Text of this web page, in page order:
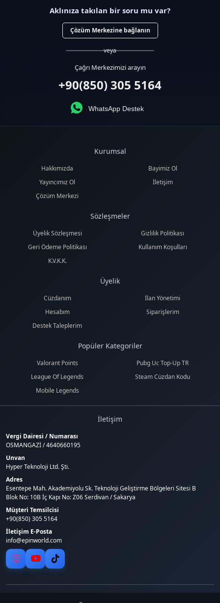
Aklınıza takılan bir soru mu var?
Çözüm Merkezine bağlanın
veya
Çağrı Merkezimizi arayın
+90(850) 305 5164
WhatsApp Destek
Kurumsal
Hakkımızda
Bayimiz Ol
Yayıncımız Ol
İletişim
Çözüm Merkezi
Sözleşmeler
Üyelik Sözleşmesi
Gizlilik Politikası
Geri Ödeme Politikası
Kullanım Koşulları
K.V.K.K.
Üyelik
Cüzdanım
İlan Yönetimi
Hesabım
Siparişlerim
Destek Taleplerim
Popüler Kategoriler
Valorant Points
Pubg Uc Top-Up TR
League Of Legends
Steam Cüzdan Kodu
Mobile Legends
İletişim
Vergi Dairesi / Numarası
OSMANGAZİ / 4640660195
Unvan
Hyper Teknoloji Ltd. Şti.
Adres
Esentepe Mah. Akademiyolu Sk. Teknoloji Geliştirme Bölgeleri Sitesi B
Blok No: 10B İç Kapı No: Z06 Serdivan / Sakarya
Müşteri Temsilcisi
+90(850) 305 5164
İletişim E-Posta
info@epinworld.com